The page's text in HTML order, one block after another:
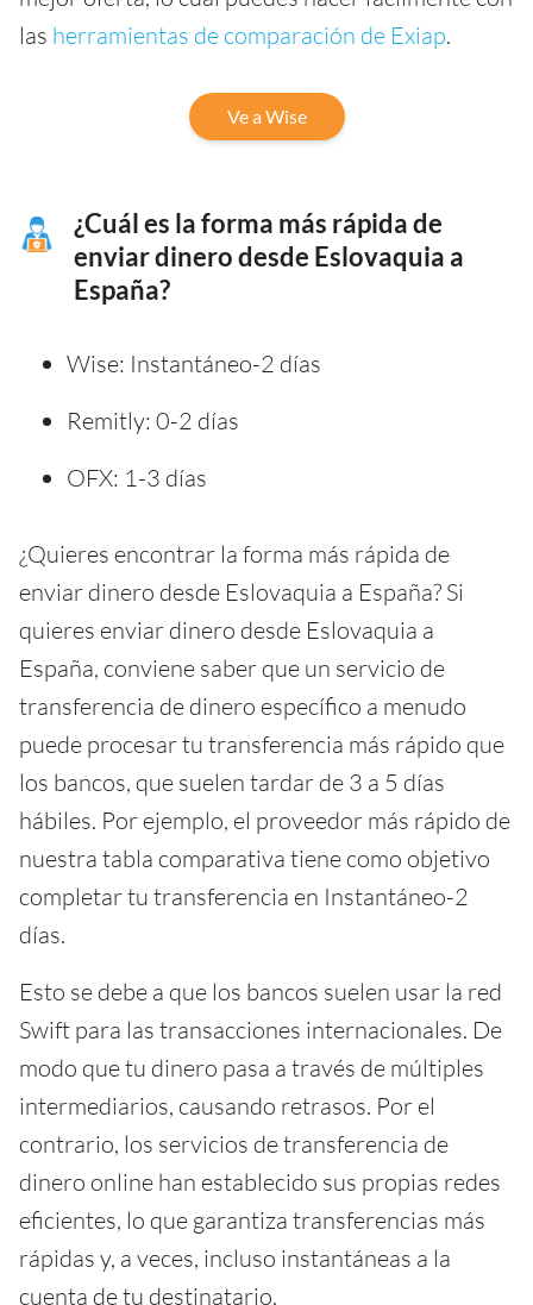
las herramientas de comparación de Exiap.
Ve a Wise
¿Cuál es la forma más rápida de
enviar dinero desde Eslovaquia a
España?
Wise: Instantáneo-2 días
Remitly: 0-2 días
OFX: 1-3 días
¿Quieres encontrar la forma más rápida de
enviar dinero desde Eslovaquia a España? Si
quieres enviar dinero desde Eslovaquia a
España, conviene saber que un servicio de
transferencia de dinero específico a menudo
puede procesar tu transferencia más rápido que
los bancos, que suelen tardar de 3 a 5 días
hábiles. Por ejemplo, el proveedor más rápido de
nuestra tabla comparativa tiene como objetivo
completar tu transferencia en Instantáneo-2
días.
Esto se debe a que los bancos suelen usar la red
Swift para las transacciones internacionales. De
modo que tu dinero pasa a través de múltiples
intermediarios, causando retrasos. Por el
contrario, los servicios de transferencia de
dinero online han establecido sus propias redes
eficientes, lo que garantiza transferencias más
rápidas y, a veces, incluso instantáneas a la
cuenta de tu destinatario.